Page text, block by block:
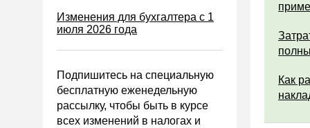
Управленческий учет
Анализ хозяйственной
Охрана труда и аттестация
Охрана труда
Изменения для бухгалтера с 1
июля 2026 года
Подпишитесь на специальную
бесплатную еженедельную
рассылку, чтобы быть в курсе
всех изменений в налогах и
Как